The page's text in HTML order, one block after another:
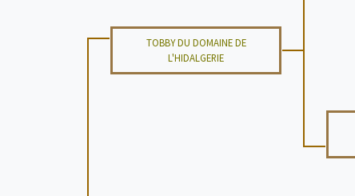
TOBBY DU DOMAINE DE
L'HIDALGERIE